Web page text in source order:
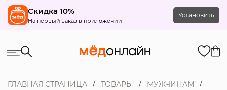
Скидка 10%
На первый заказ в приложении
Установить
ГЛАВНАЯ СТРАНИЦА ТОВАРЫ
МУЖЧИНАМ